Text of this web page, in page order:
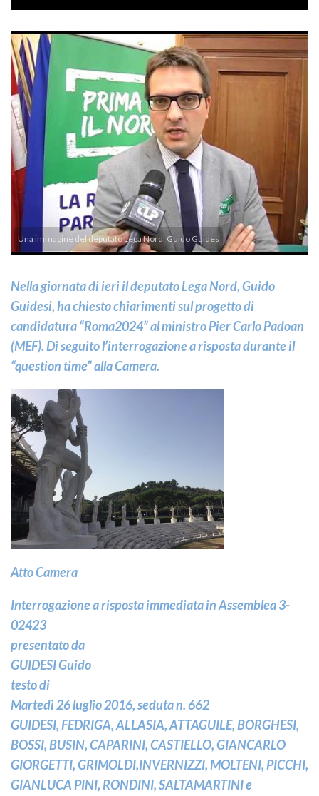
Una immagine del deputato Lega Nord, Guido Guides
Nella giornata di ieri il deputato Lega Nord, Guido
Guidesi, ha chiesto chiarimenti sul progetto di
candidatura “Roma2024” al ministro Pier Carlo Padoan
(MEF). Di seguito l’interrogazione a risposta durante il
“question time” alla Camera.
Atto Camera
Interrogazione a risposta immediata in Assemblea 3-
02423
presentato da
GUIDESI Guido
testo di
Martedì 26 luglio 2016, seduta n. 662
GUIDESI, FEDRIGA, ALLASIA, ATTAGUILE, BORGHESI,
BOSSI, BUSIN, CAPARINI, CASTIELLO, GIANCARLO
GIORGETTI, GRIMOLDI,INVERNIZZI, MOLTENI, PICCHI,
GIANLUCA PINI, RONDINI, SALTAMARTINI e